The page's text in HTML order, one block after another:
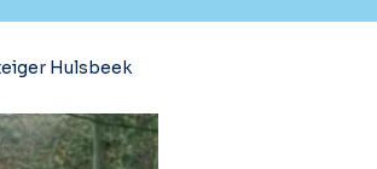
Hulsbeek